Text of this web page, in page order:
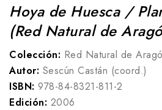
Hoya de Huesca /
(Red Natural de
Colección: Red Natural de
Autor: Sescún Castán (coord.)
ISBN: 978-84-8321-811-2
Edición: 2006